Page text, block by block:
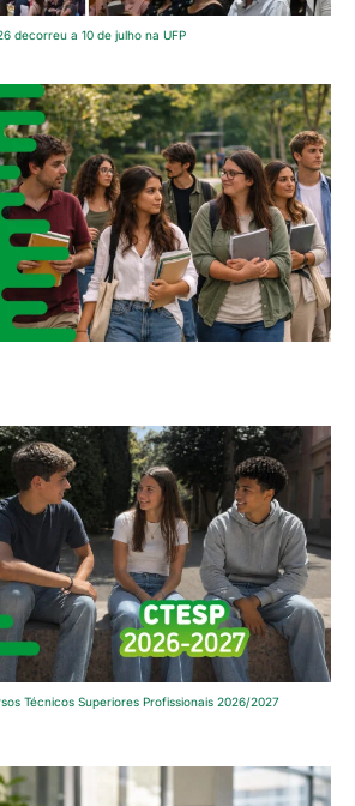
decorreu a 10 de julho na UFP
Técnicos Superiores Profissionais 2026/2027